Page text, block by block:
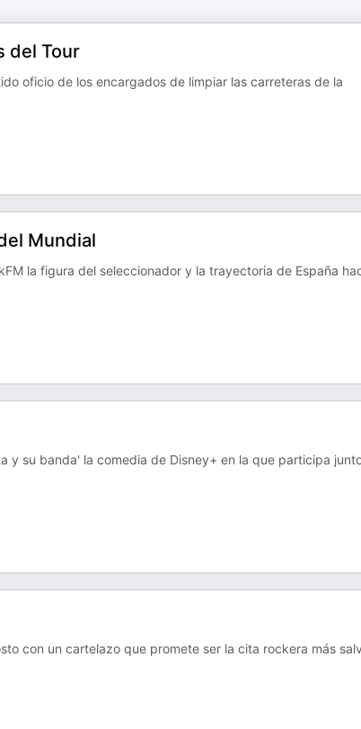
del Tour
oficio de los encargados de limpiar las carreteras de la
Mundial
la figura del seleccionador y la trayectoria de España
y su banda' la comedia de Disney+ en la que participa
con un cartelazo que promete ser la cita rockera más